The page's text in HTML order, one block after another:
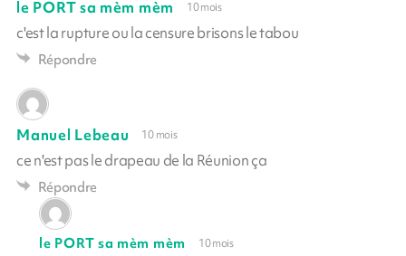
le PORT sa mèm mèm 10 mois
c'est la rupture ou la censure brisons le tabou
Répondre
Manuel Lebeau 10 mois
ce n'est pas le drapeau de la Réunion ça
Répondre
le PORT sa mèm mèm 10 mois